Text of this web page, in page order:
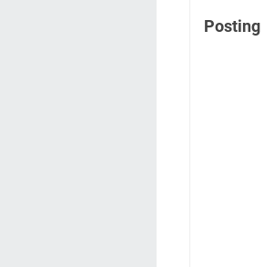
Posting